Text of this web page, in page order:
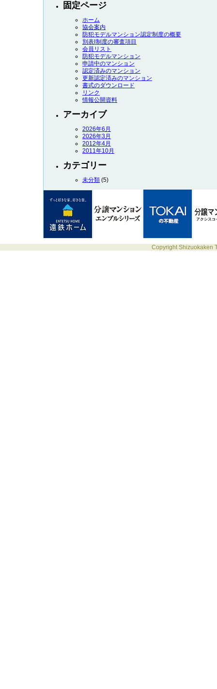
固定ページ
ホーム
協会案内
防犯モデルマンション認定制度の概要
別表Ⅰ制度の審査項目
会員リスト
防犯モデルマンション
申請中のマンション
認定済みのマンション
更新認定済みのマンション
書式のダウンロード
リンク
情報公開資料
アーカイブ
2026年6月
2026年3月
2012年4月
2011年10月
カテゴリー
未分類 (5)
Copyright Shizuokaken